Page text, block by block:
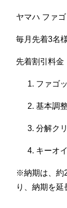
ヤマハ ファ
毎月先着3名
先着割引料金
ファゴ
基本調
分解ク
キーオ
※納期は、約
り、納期を延